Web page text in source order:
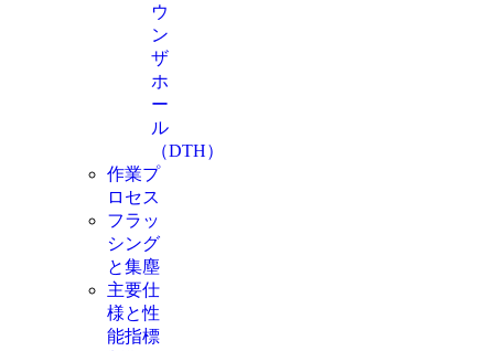
ウ
ン
ザ
ホ
ー
ル
（DTH）
作業プ
ロセス
フラッ
シング
と集塵
主要仕
様と性
能指標